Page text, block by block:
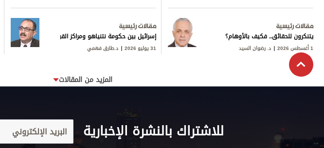
مقالات رئيسية
يتنكرون للحقائق.. فكيف بالأوهام؟
1 أغسطس 2026 د. رضوان السيد
مقالات رئيسية
إسرائيل بين حكومة نتنياهو ومراكز القوى
31 يوليو 2026 د.طارق فهمي
المزيد من المقالات
للاشتراك بالنشرة الإخبارية